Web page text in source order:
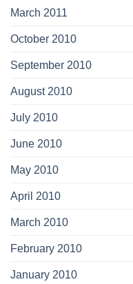
March 2011
October 2010
September 2010
August 2010
July 2010
June 2010
May 2010
April 2010
March 2010
February 2010
January 2010